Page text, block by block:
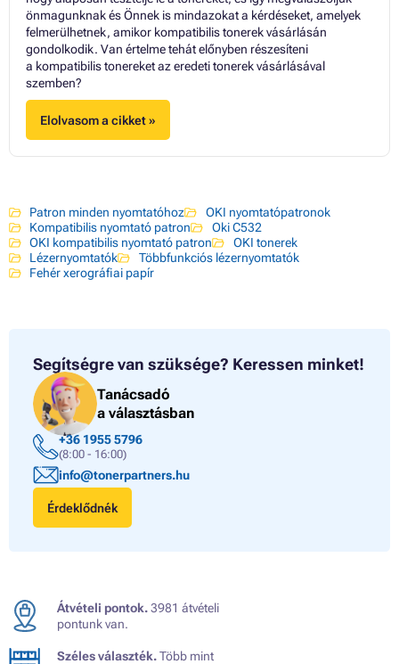
önmagunknak és Önnek is mindazokat a kérdéseket, amelyek
felmerülhetnek, amikor kompatibilis tonerek vásárlásán
gondolkodik. Van értelme tehát előnyben részesíteni
a kompatibilis tonereket az eredeti tonerek vásárlásával
szemben?
Elolvasom a cikket »
Patron minden nyomtatóhoz
OKI nyomtatópatronok
Kompatibilis nyomtató patron
Oki C532
OKI kompatibilis nyomtató patron
OKI tonerek
Lézernyomtatók
Többfunkciós lézernyomtatók
Fehér xerográfiai papír
Segítségre van szüksége? Keressen minket!
Tanácsadó
a választásban
+36 1955 5796
(8:00 - 16:00)
info@tonerpartners.hu
Érdeklődnék
Átvételi pontok.3981 átvételi
pontunk van.
Széles választék.Több mint